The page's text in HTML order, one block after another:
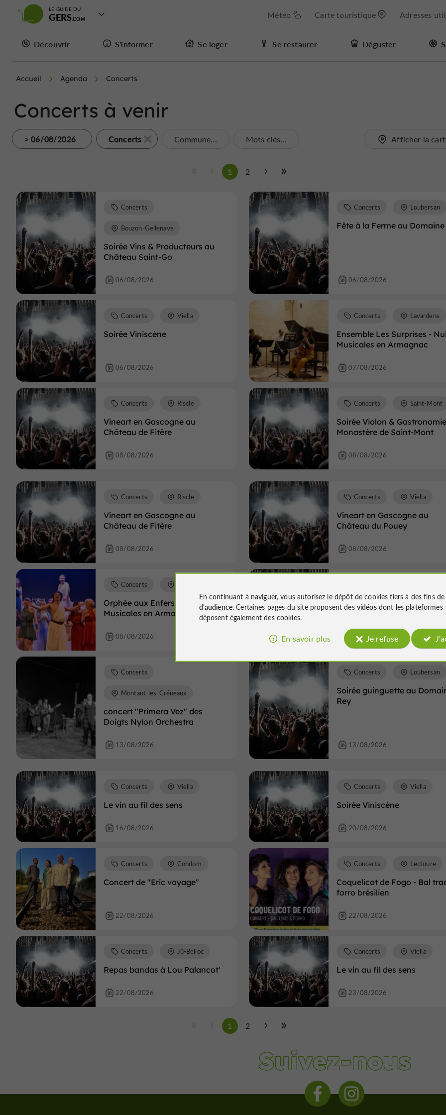
LE GUIDE DU
GERS Météo Carte touristique Adresses
Découvrir S'informer Se loger Se restaurer Déguster
Accueil Agenda Concerts
Concerts à venir
> 06/08/2026 Concerts Commune... Mots clés... Afficher la
1 2
Soirée Vins & Producteurs au
Château Saint-Go
Concerts
Bouzon-Gellenave
06/08/2026
Fête à la Ferme au Domaine
Concerts Loubersan
06/08/2026
Soirée Viniscène
Concerts Viella
06/08/2026
Ensemble Les Surprises -
Musicales en Armagnac
Concerts Lavardens
07/08/2026
Vineart en Gascogne au
Château de Fitère
Concerts Riscle
08/08/2026
Soirée Violon &
Monastère de Saint-Mont
Concerts Saint-Mont
08/08/2026
Vineart en Gascogne au
Château de Fitère
Concerts Riscle
08/08/2026
Vineart en Gascogne au
Château du Pouey
Concerts Viella
08/08/2026
Orphée aux Enfers - Nuits
Musicales en Armagnac
Concerts
08/08/2026
Le vin au fil des sens
09/08/2026
concert "Primera Vez" des
Doigts Nylon Orchestra
Concerts
Montaut-les-Créneaux
13/08/2026
Soirée guinguette au
Rey
Concerts Loubersan
13/08/2026
Le vin au fil des sens
Concerts Viella
16/08/2026
Soirée Viniscène
Concerts Viella
20/08/2026
Concert de "Eric voyage"
Concerts Condom
22/08/2026
Coquelicot de Fogo - Bal
forro brésilien
Concerts Lectoure
22/08/2026
Repas bandas à Lou Palancot'
Concerts Jû-Belloc
22/08/2026
Le vin au fil des sens
Concerts Viella
23/08/2026
1 2
Suivez-nous
En continuant à naviguer, vous autorisez le dépôt de cookies tiers à des fins de
d'audience. Certaines pages du site proposent des vidéosdont les plateformes
déposent également des cookies.
En savoir plus Je refuse